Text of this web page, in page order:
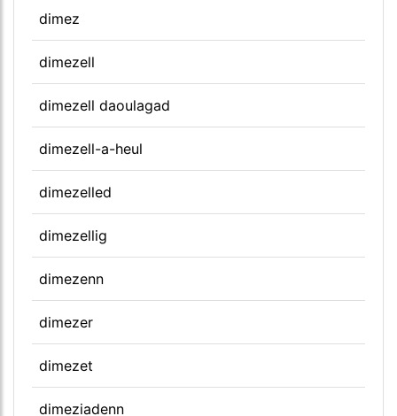
dimez
dimezell
dimezell daoulagad
dimezell-a-heul
dimezelled
dimezellig
dimezenn
dimezer
dimezet
dimeziadenn